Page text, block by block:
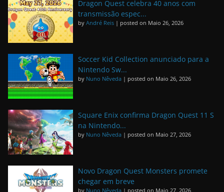
Dragon Quest celebra 40 anos com
transmissão espec...
by André Reis | posted on Maio 26, 2026
Soccer Kid Collection anunciado para a
Nintendo Sw...
by Nuno Nêveda | posted on Maio 26, 2026
Square Enix confirma Dragon Quest 11 S
na Nintendo...
by Nuno Nêveda | posted on Maio 27, 2026
Novo Dragon Quest Monsters promete
chegar em breve
by Nuno Nêveda | posted on Maio 27, 2026